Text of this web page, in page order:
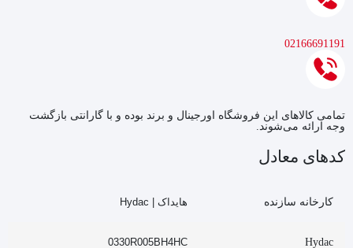
02166691191
تمامی کالاهای این فروشگاه اورجینال و برند بوده و با گارانتی بازگشت
وجه ارائه می‌شوند.
کدهای معادل
کارخانه سازنده هایداک | Hydac
Hydac
0330R005BH4HC